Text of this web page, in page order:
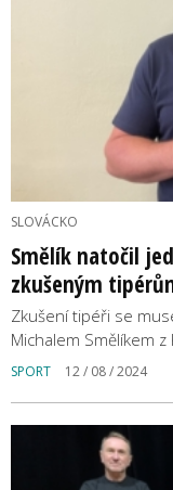
SLOVÁCKO
Smělík natočil
zkušeným
Zkušení tipéři se
Michalem Smělíkem z
SPORT 12 / 08 / 2024